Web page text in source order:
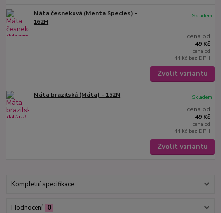
Máta česneková (Menta Species) -
162H
cena od
49 Kč
cena od
44 Kč bez DPH
Skladem
Zvolit variantu
Máta brazilská (Máta) - 162N
cena od
49 Kč
cena od
44 Kč bez DPH
Skladem
Zvolit variantu
Kompletní specifikace
Hodnocení 0